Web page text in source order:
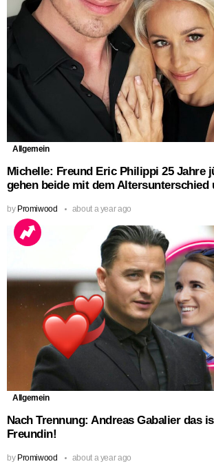
Allgemein
Michelle: Freund Eric Philippi 25 Jahre
gehen beide mit dem Altersunterschied
by Promiwood about a year ago
Allgemein
Nach Trennung: Andreas Gabalier das
Freundin!
by Promiwood about a year ago